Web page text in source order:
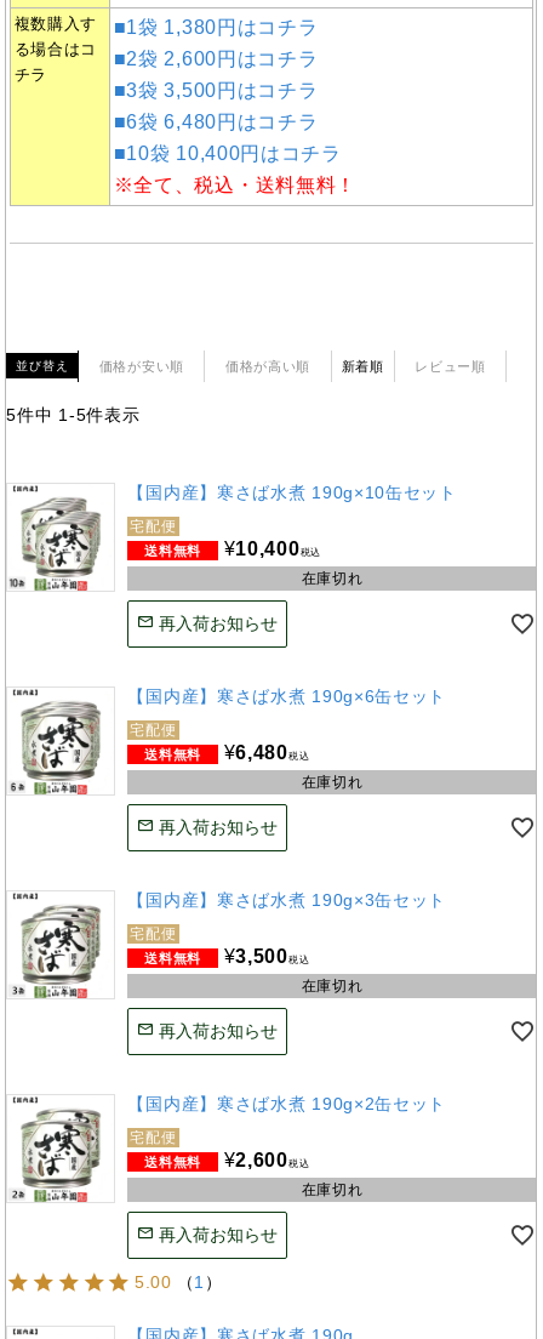
複数購入す
る場合はコ
チラ
■1袋 1,380円はコチラ
■2袋 2,600円はコチラ
■3袋 3,500円はコチラ
■6袋 6,480円はコチラ
■10袋 10,400円はコチラ
※全て、税込・送料無料！
並び替え 価格が安い順 価格が高い順 新着順 レビュー順
5件中 1 -5件表示
【国内産】寒さば水煮 190g×10缶セット
宅配便
¥10,400税込
在庫切れ
再入荷お知らせ
【国内産】寒さば水煮 190g×6缶セット
宅配便
¥6,480税込
在庫切れ
再入荷お知らせ
【国内産】寒さば水煮 190g×3缶セット
宅配便
¥3,500税込
在庫切れ
再入荷お知らせ
【国内産】寒さば水煮 190g×2缶セット
宅配便
¥2,600税込
在庫切れ
再入荷お知らせ
5.00 （1 ）